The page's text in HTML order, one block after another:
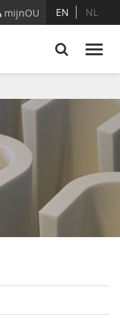
mijnOU EN NL